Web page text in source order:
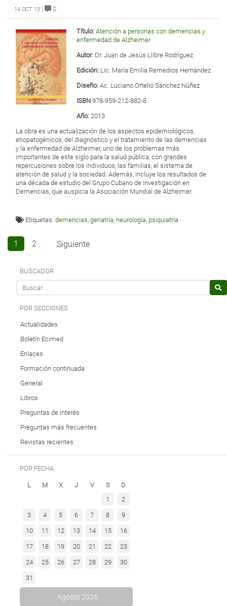
14 OCT 13 | 0
Título: Atención a personas con demencias y
enfermedad de Alzheimer
Autor: Dr. Juan de Jesús Llibre Rodríguez
Edición: Lic. María Emilia Remedios Hernández
Diseño: Ac. Luciano Ortelio Sánchez Núñez
ISBN 978-959-212-882-8
Año: 2013
La obra es una actualización de los aspectos epidemiológicos,
etiopatogénicos, del diagnóstico y el tratamiento de las demencias
y la enfermedad de Alzheimer, uno de los problemas más
importantes de este siglo para la salud pública, con grandes
repercusiones sobre los individuos, las familias, el sistema de
atención de salud y la sociedad. Además, incluye los resultados de
una década de estudio del Grupo Cubano de Investigación en
Demencias, que auspicia la Asociación Mundial de Alzheimer.
Etiquetas:demencias,geriatría, neurología, psiquiatría
Navegación
de
entradas
Página
1 Página
2 Siguiente
BUSCADOR
Search for
POR SECCIONES
Actualidades
Boletín Ecimed
Enlaces
Formación continuada
General
Libros
Preguntas de interés
Preguntas más frecuentes
Revistas recientes
POR FECHA
Agosto 2026
L M X J V S
D
1
2
3 4 5 6 7 8 9
10 11 12 13 14 15 16
17 18 19 20 21 22 23
24 25 26 27 28 29 30
31